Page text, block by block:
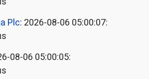
Plc: 2026-08-06 05:00:07:
08-06 05:00:05: